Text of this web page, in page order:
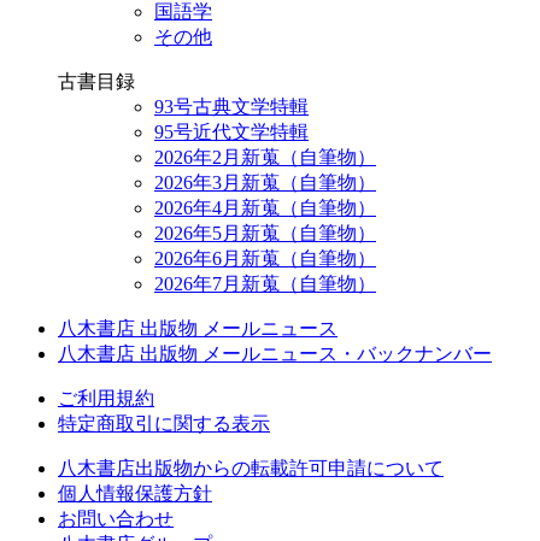
国語学
その他
古書目録
93号古典文学特輯
95号近代文学特輯
2026年2月新蒐（自筆物）
2026年3月新蒐（自筆物）
2026年4月新蒐（自筆物）
2026年5月新蒐（自筆物）
2026年6月新蒐（自筆物）
2026年7月新蒐（自筆物）
八木書店 出版物 メールニュース
八木書店 出版物 メールニュース・バックナンバー
ご利用規約
特定商取引に関する表示
八木書店出版物からの転載許可申請について
個人情報保護方針
お問い合わせ